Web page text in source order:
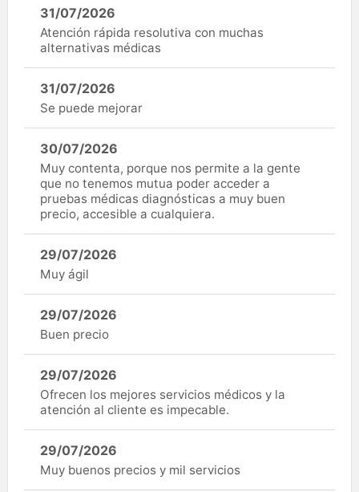
31/07/2026
Atención rápida resolutiva con muchas
alternativas médicas
31/07/2026
Se puede mejorar
30/07/2026
Muy contenta, porque nos permite a la gente
que no tenemos mutua poder acceder a
pruebas médicas diagnósticas a muy buen
precio, accesible a cualquiera.
29/07/2026
Muy ágil
29/07/2026
Buen precio
29/07/2026
Ofrecen los mejores servicios médicos y la
atención al cliente es impecable.
29/07/2026
Muy buenos precios y mil servicios